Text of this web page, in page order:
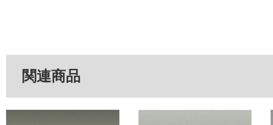
関連商品